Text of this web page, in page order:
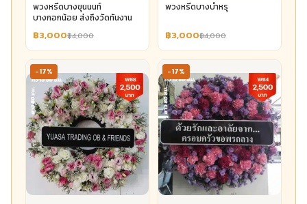
พวงหรีดบางขุนนนท์
บางกอกน้อย ส่งถึงวัดทันงาน
฿3,000฿4,000
พวงหรีดบางบำหรุ
฿3,000฿4,000
-17% -17%